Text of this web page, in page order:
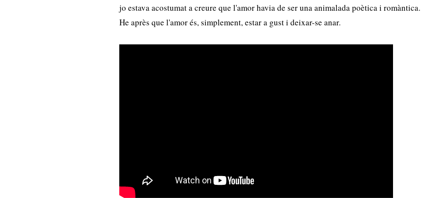
jo estava acostumat a creure que l'amor havia de ser una animalada poètica i romàntica.
He après que l'amor és, simplement, estar a gust i deixar-se anar.